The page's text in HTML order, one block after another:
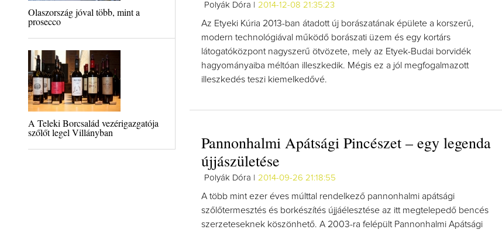
Olaszország jóval több, mint a
prosecco
A Teleki Borcsalád vezérigazgatója
szőlőt legel Villányban
Polyák Dóra | 2014-12-08 21:35:23
Az Etyeki Kúria 2013-ban átadott új borászatának épülete a korszerű,
modern technológiával működő borászati üzem és egy kortárs
látogatóközpont nagyszerű ötvözete, mely az Etyek-Budai borvidék
hagyományaiba méltóan illeszkedik. Mégis ez a jól megfogalmazott
illeszkedés teszi kiemelkedővé.
Pannonhalmi Apátsági Pincészet – egy legenda
újjászületése
Polyák Dóra | 2014-09-26 21:18:55
A több mint ezer éves múlttal rendelkező pannonhalmi apátsági
szőlőtermesztés és borkészítés újjáélesztése az itt megtelepedő bencés
szerzeteseknek köszönhető. A 2003-ra felépült Pannonhalmi Apátsági